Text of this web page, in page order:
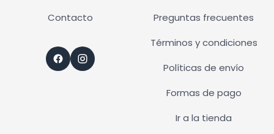
Contacto
Preguntas frecuentes
Términos y condiciones
Políticas de envío
Formas de pago
Ir a la tienda